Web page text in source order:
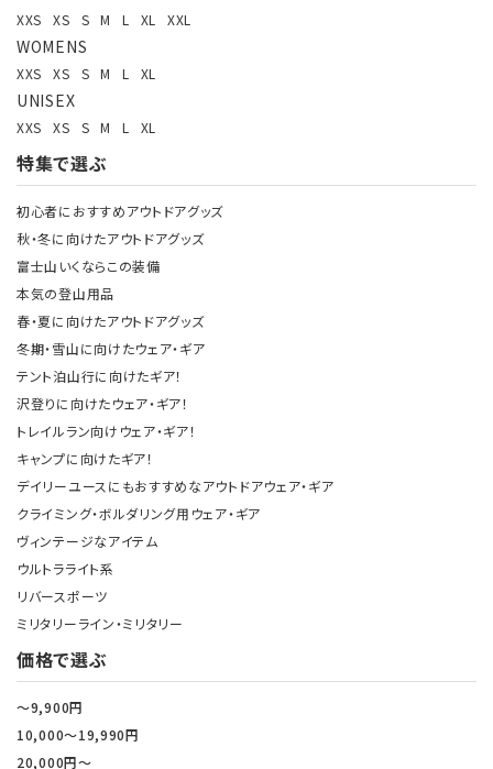
XXS XS S M L XL XXL
WOMENS
XXS XS S M L XL
UNISEX
XXS XS S M L XL
特集で選ぶ
初心者におすすめアウトドアグッズ
秋・冬に向けたアウトドアグッズ
富士山いくならこの装備
本気の登山用品
春・夏に向けたアウトドアグッズ
冬期・雪山に向けたウェア・ギア
テント泊山行に向けたギア！
沢登りに向けたウェア・ギア！
トレイルラン向けウェア・ギア！
キャンプに向けたギア！
デイリーユースにもおすすめなアウトドアウェア・ギア
クライミング・ボルダリング用ウェア・ギア
ヴィンテージなアイテム
ウルトラライト系
リバースポーツ
ミリタリーライン・ミリタリー
価格で選ぶ
～9,900円
10,000～19,990円
20,000円～